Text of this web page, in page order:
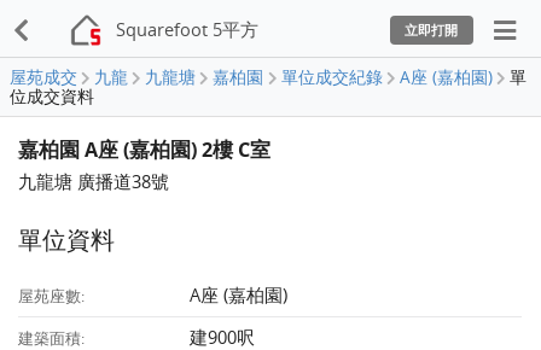
Squarefoot 5平方 立即打開
屋苑成交 九龍 九龍塘 嘉柏園 單位成交紀錄 A座 (嘉柏園)
單
位成交資料
嘉柏園 A座 (嘉柏園) 2樓 C室
九龍塘 廣播道38號
單位資料
屋苑座數: A座 (嘉柏園)
建築面積: 建900呎